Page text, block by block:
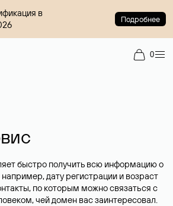
в
Подробнее
0
быстро получить всю информацию о
дату регистрации и возраст
по которым можно связаться с
чей домен вас заинтересовал.